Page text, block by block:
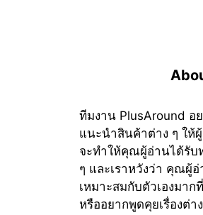
ทีมงาน PlusAround อ
แนะนำสินค้าต่าง ๆ ให้
จะทำให้คุณผู้อ่านได้รั
ๆ และเราหวังว่า คุณผู้
เหมาะสมกับตัวเองมา
หรืออยากพูดคุยเรื่องต่า